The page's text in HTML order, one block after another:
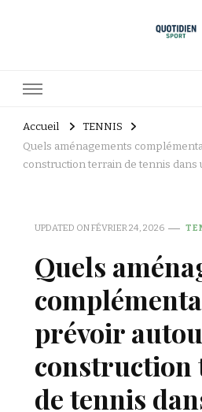
Accueil
TENNIS
Quels aménagements
construction terrain de tennis dans
UPDATED ONFÉVRIER 24, 2026
Quels
prévoir
de tennis